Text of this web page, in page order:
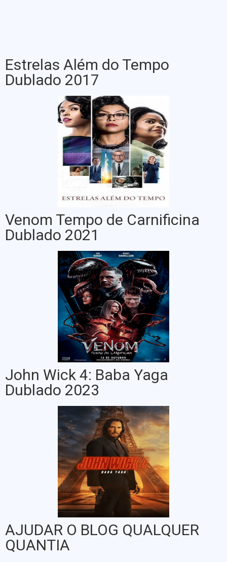
Estrelas Além do Tempo
Dublado 2017
Venom Tempo de Carnificina
Dublado 2021
John Wick 4: Baba Yaga
Dublado 2023
AJUDAR O BLOG QUALQUER
QUANTIA